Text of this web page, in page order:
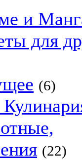
и
для
(6)
(22)